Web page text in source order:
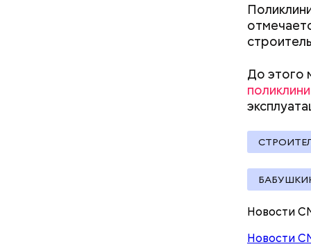
До этого
Новости
Новости